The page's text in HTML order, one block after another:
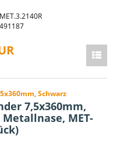
MET.3.2140R
491187
Schwarz
7,5x360mm,
MET-